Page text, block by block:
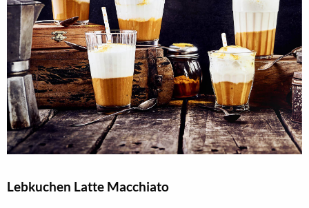
Lebkuchen Latte Macchiato